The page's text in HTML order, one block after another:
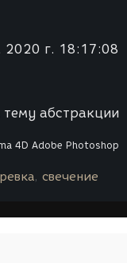
2020 г. 18:17:08
тему абстракции
4D Adobe Photoshop
свечение